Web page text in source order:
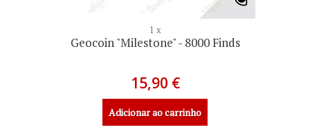
1 x
Geocoin "Milestone" - 8000 Finds
15,90 €
Adicionar ao carrinho